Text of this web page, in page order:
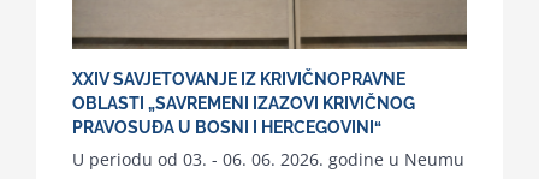
XXIV SAVJETOVANJE IZ KRIVIČNOPRAVNE
OBLASTI „SAVREMENI IZAZOVI KRIVIČNOG
PRAVOSUĐA U BOSNI I HERCEGOVINI“
U periodu od 03. - 06. 06. 2026. godine u Neumu